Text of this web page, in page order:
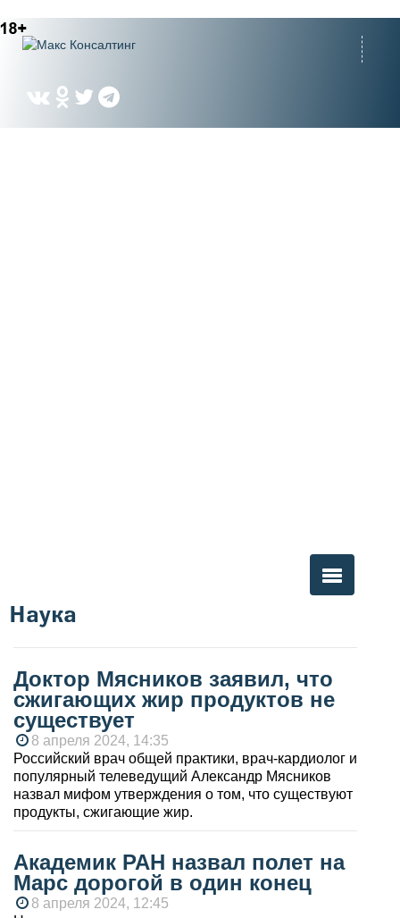
Вы здесь
Наука
Доктор Мясников заявил, что
сжигающих жир продуктов не
существует
8 апреля 2024, 14:35
Российский врач общей практики, врач-кардиолог и
популярный телеведущий Александр Мясников
назвал мифом утверждения о том, что существуют
продукты, сжигающие жир.
Академик РАН назвал полет на
Марс дорогой в один конец
8 апреля 2024, 12:45